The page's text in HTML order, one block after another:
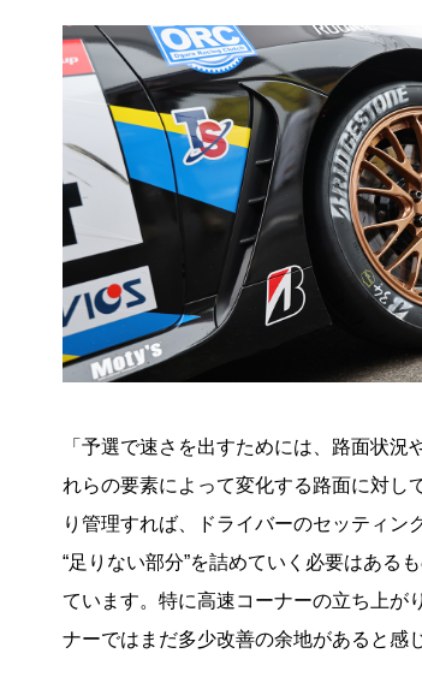
「予選で速さを出すためには、路面状
れらの要素によって変化する路面に対し
り管理すれば、ドライバーのセッティン
“足りない部分”を詰めていく必要はある
ています。特に高速コーナーの立ち上が
ナーではまだ多少改善の余地があると感